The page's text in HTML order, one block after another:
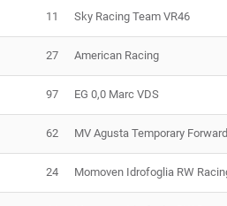
11 Sky Racing Team VR46
27 American Racing
97 EG 0,0 Marc VDS
62 MV Agusta Temporary Forward
24 Momoven Idrofoglia RW